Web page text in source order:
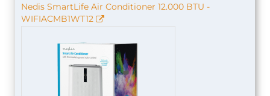
Nedis SmartLife Air Conditioner 12.000 BTU -
WIFIACMB1WT12